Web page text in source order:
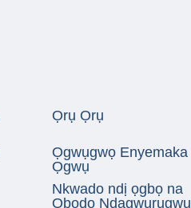
Ọrụ Ọrụ
Ọgwụgwọ Enyemaka
Ọgwụ
Nkwado ndị ọgbọ na
Obodo Ndagwurugwu